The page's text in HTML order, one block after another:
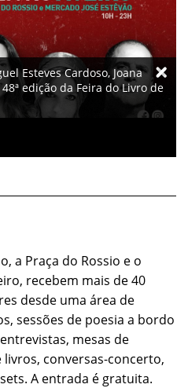
Esteves Cardoso, Joana
edição da Feira do Livro de
a Praça do Rossio e o
recebem mais de 40
desde uma área de
sessões de poesia a bordo
mesas de
conversas-concerto,
A entrada é gratuita.